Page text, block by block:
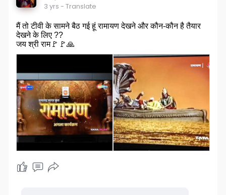
3 yrs - Translate
मैं तो टीवी के सामने बैठ गई हूं रामायण देखने और कौन-कौन है तैयार
देखने के लिए ??
जय श्री राम🚩🚩🙏